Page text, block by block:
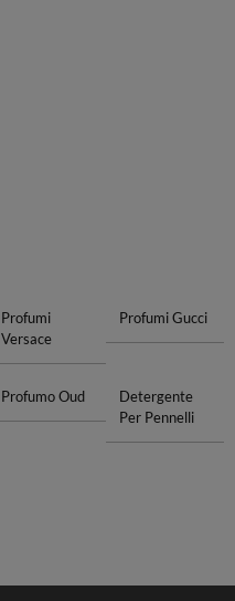
Profumi
Versace
Profumi Gucci
Profumo Oud
Detergente
Per Pennelli